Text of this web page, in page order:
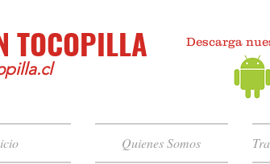
TOCOPILLA Descarga
Quienes Somos